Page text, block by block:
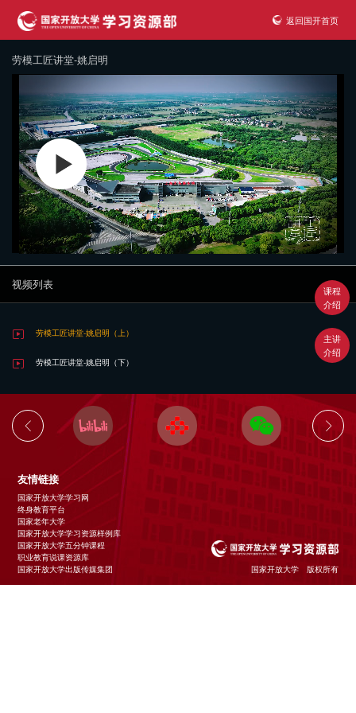
返回国开首页
课程
介绍
主讲
介绍
劳模工匠讲堂-姚启明
视频列表
劳模工匠讲堂-姚启明（上）
劳模工匠讲堂-姚启明（下）
友情链接
国家开放大学学习网
终身教育平台
国家老年大学
国家开放大学学习资源样例库
国家开放大学五分钟课程
职业教育说课资源库
国家开放大学出版传媒集团
国家开放大学 版权所有